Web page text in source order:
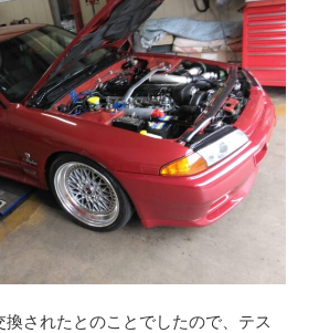
換されたとのことでしたので、テス